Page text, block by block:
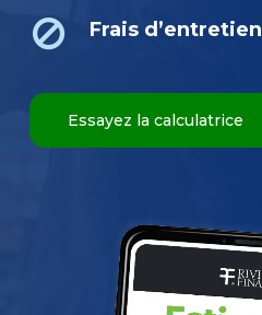
Frais d’entretien
Essayez la calculatrice